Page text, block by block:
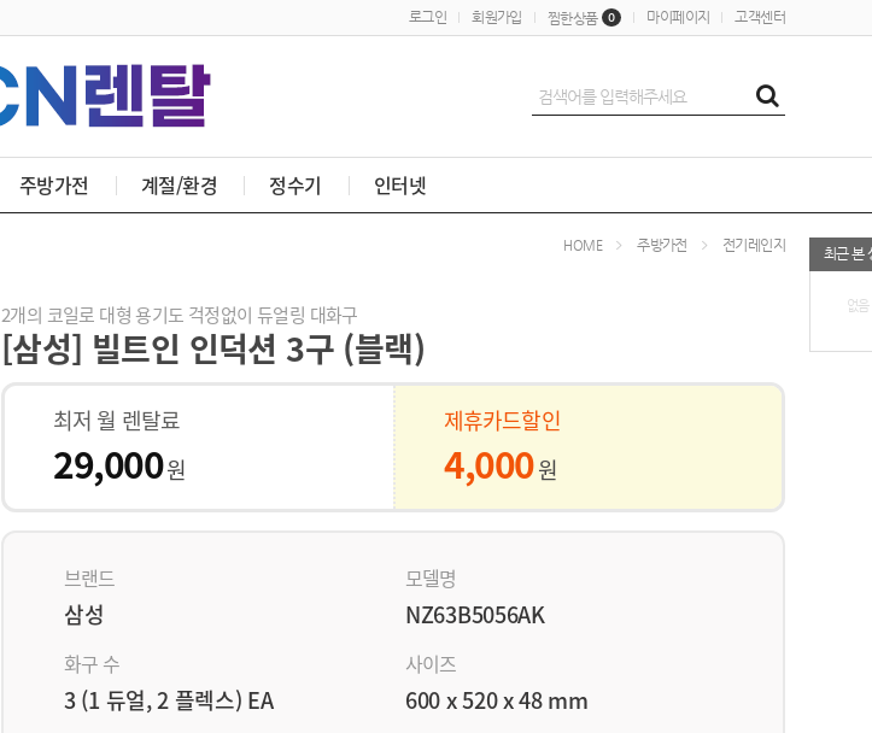
로그인 회원가입 찜한상품 0 마이페이지 고객센터
주방가전 계절/환경 정수기 인터넷
최근 본
없음
HOME 주방가전 전기레인지
2개의 코일로 대형 용기도 걱정없이 듀얼링 대화구
[삼성] 빌트인 인덕션 3구 (블랙)
최저 월 렌탈료
29,000원
제휴카드할인
4,000원
브랜드
삼성
모델명
NZ63B5056AK
화구 수
3 (1 듀얼, 2 플렉스) EA
사이즈
600 x 520 x 48 mm